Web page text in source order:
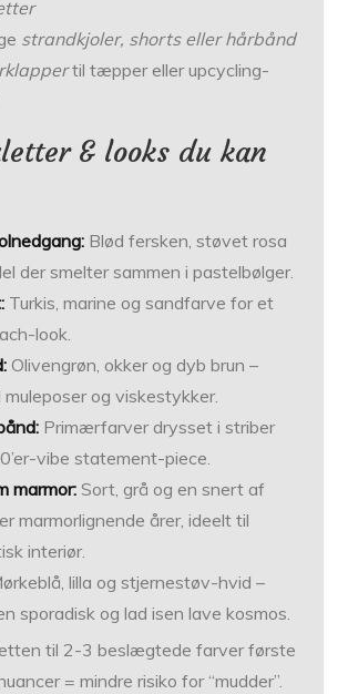
strandkjoler, shorts eller hårbånd
til tæpper eller upcycling-
& looks du kan
Blød fersken, støvet rosa
der smelter sammen i pastelbølger.
Turkis, marine og sandfarve for et
look.
Olivengrøn, okker og dyb brun –
og viskestykker.
Primærfarver drysset i striber
vibe statement-piece.
marmor: Sort, grå og en snert af
marmorlignende årer, ideelt til
interiør.
lilla og stjernestøv-hvid –
sporadisk og lad isen lave kosmos.
til 2-3 beslægtede farver første
= mindre risiko for “mudder”.